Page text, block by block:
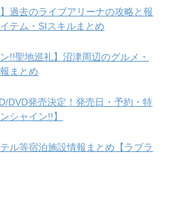
過去のライブアリーナの攻略と報
テム・SIスキルまとめ
!!聖地巡礼】沼津周辺のグルメ・
まとめ
DVD発売決定！発売日・予約・特
シャイン!!】
ル等宿泊施設情報まとめ【ラブラ